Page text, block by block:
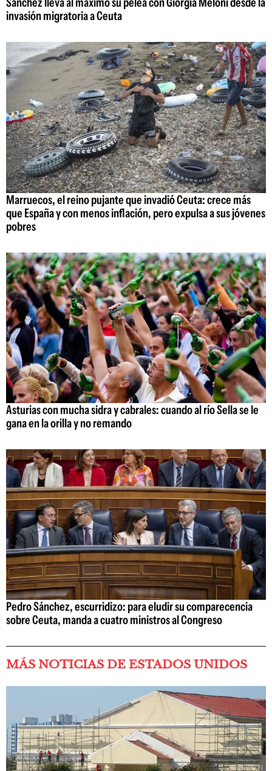
invasión migratoria a Ceuta
Marruecos, el reino pujante que invadió Ceuta: crece más
que España y con menos inflación, pero expulsa a sus jóvenes
pobres
Asturias con mucha sidra y cabrales: cuando al río Sella se le
gana en la orilla y no remando
Pedro Sánchez, escurridizo: para eludir su comparecencia
sobre Ceuta, manda a cuatro ministros al Congreso
MÁS NOTICIAS DE ESTADOS UNIDOS